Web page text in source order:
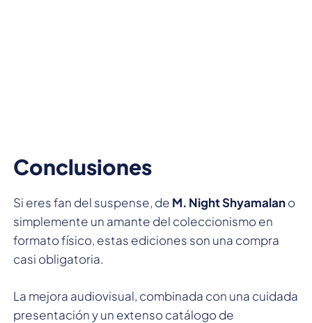
Conclusiones
Si eres fan del suspense, de M. Night Shyamalano
simplemente un amante del coleccionismo en
formato físico, estas ediciones son una compra
casi obligatoria.
La mejora audiovisual, combinada con una cuidada
presentación y un extenso catálogo de